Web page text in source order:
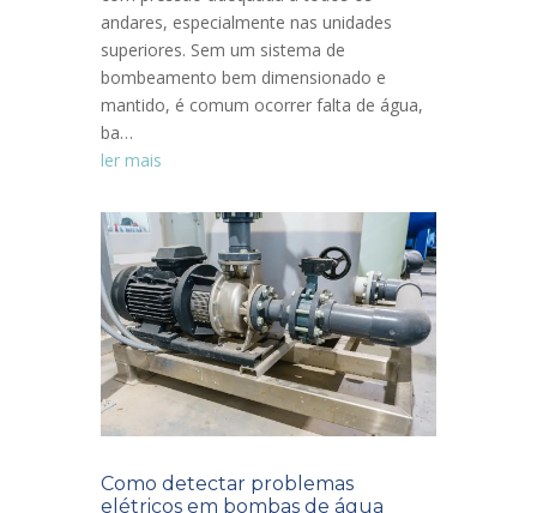
andares, especialmente nas unidades
superiores. Sem um sistema de
bombeamento bem dimensionado e
mantido, é comum ocorrer falta de água,
ba…
ler mais
Como detectar problemas
elétricos em bombas de água